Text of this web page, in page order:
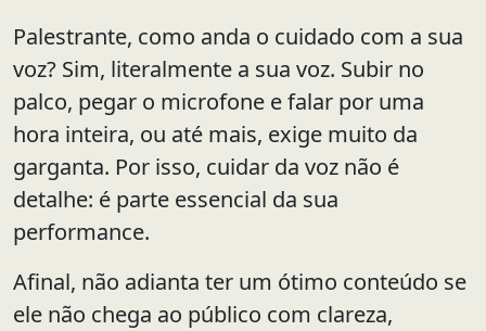
Palestrante, como anda o cuidado com a sua
voz? Sim, literalmente a sua voz. Subir no
palco, pegar o microfone e falar por uma
hora inteira, ou até mais, exige muito da
garganta. Por isso, cuidar da voz não é
detalhe: é parte essencial da sua
performance.
Afinal, não adianta ter um ótimo conteúdo se
ele não chega ao público com clareza,